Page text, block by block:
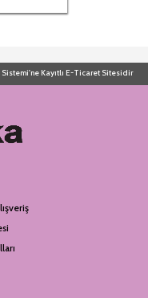
Kayıtlı E-Ticaret Sitesidir